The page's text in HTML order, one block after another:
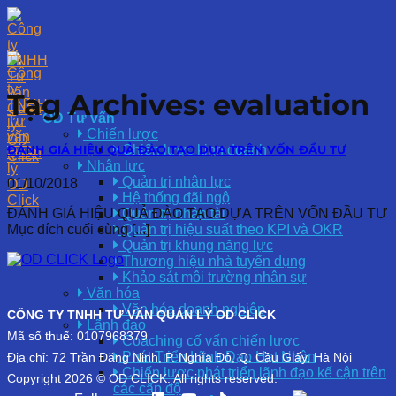
Skip
to
content
OD Tư vấn
Chiến lược
Chiến lược kinh doanh
Nhân lực
Quản trị nhân lực
Hệ thống đãi ngộ
Quản trị nhân tài
Quản trị hiệu suất theo KPI và OKR
Quản trị khung năng lực
Thương hiệu nhà tuyển dụng
Khảo sát môi trường nhân sự
Văn hóa
Văn hóa doanh nghiệp
Lãnh đạo
Coaching cố vấn chiến lược
Phát Triển Lãnh Đạo Hạt Nhân
Chiến lược phát triển lãnh đạo kế cận trên
các cấp độ
Tag Archives: evaluation
ĐÁNH GIÁ HIỆU QUẢ ĐÀO TẠO DỰA TRÊN VỐN ĐẦU TƯ
01/10/2018
ĐÁNH GIÁ HIỆU QUẢ ĐÀO TẠO DỰA TRÊN VỐN ĐẦU TƯ
Mục đích cuối cùng [...]
CÔNG TY TNHH TƯ VẤN QUẢN LÝ OD CLICK
Mã số thuế: 0107968379
Địa chỉ: 72 Trần Đăng Ninh, P. Nghĩa Đô, Q. Cầu Giấy, Hà Nội
Copyright 2026 © OD CLICK. All rights reserved.